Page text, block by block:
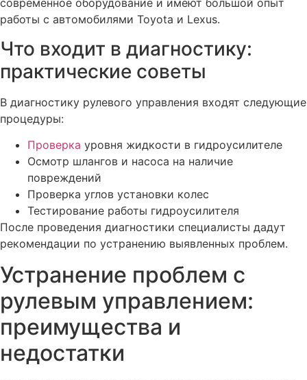
современное оборудование и имеют большой опыт
работы с автомобилями Toyota и Lexus.
Что входит в диагностику:
практические советы
В диагностику рулевого управления входят следующие
процедуры:
Проверка уровня жидкости в гидроусилителе
Осмотр шлангов и насоса на наличие
повреждений
Проверка углов установки колес
Тестирование работы гидроусилителя
После проведения диагностики специалисты дадут
рекомендации по устранению выявленных проблем.
Устранение проблем с
рулевым управлением:
преимущества и
недостатки